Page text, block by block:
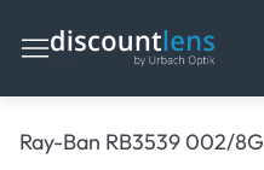
Ray-Ban RB3539 002/8G